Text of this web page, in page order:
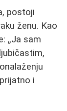
postoji
ženu. Kao
Ja sam
i